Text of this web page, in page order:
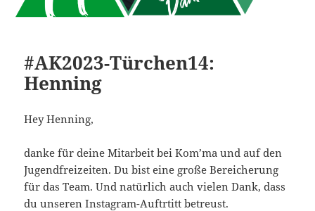
#AK2023-Türchen14:
Henning
Hey Henning,
danke für deine Mitarbeit bei Kom’ma und auf den
Jugendfreizeiten. Du bist eine große Bereicherung
für das Team. Und natürlich auch vielen Dank, dass
du unseren Instagram-Auftrtitt betreust.